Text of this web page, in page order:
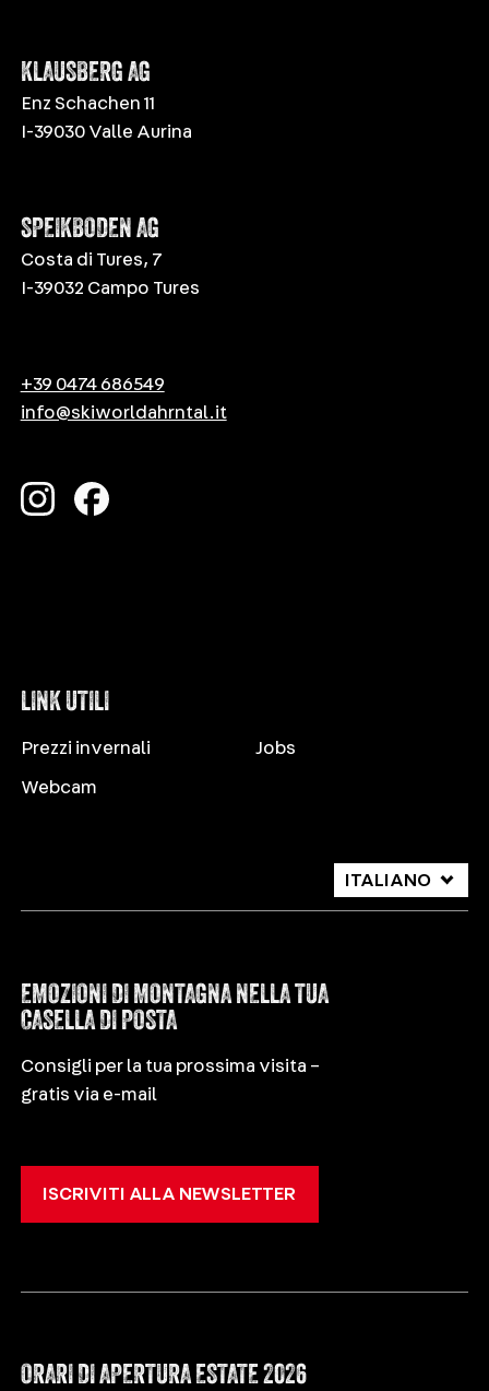
KLAUSBERG AG
Enz Schachen 11
I-39030 Valle Aurina
SPEIKBODEN AG
Costa di Tures, 7
I-39032 Campo Tures
+39 0474 686549
info@skiworldahrntal.it
LINK UTILI
Prezzi invernali
Webcam
Jobs
ITALIANO
DEUTSCH
EMOZIONI DI MONTAGNA NELLA TUA
CASELLA DI POSTA
Consigli per la tua prossima visita –
gratis via e-mail
ISCRIVITI ALLA NEWSLETTER
ORARI DI APERTURA ESTATE 2026